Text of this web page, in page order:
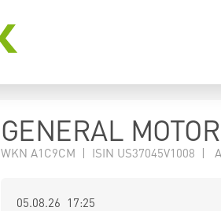
GENERAL
WKN A1C9CM | ISIN US37045V1008 |
05.08.26 17:25